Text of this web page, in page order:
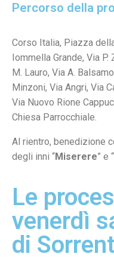
Percorso della
Corso Italia, Piazza
Iommella Grande, Via
M. Lauro, Via A.
Minzoni, Via Angri, Via
Via Nuovo Rione
Chiesa Parrocchiale.
Al rientro, benedizione
degli inni “Miserere” e “
Le
venerdì
di